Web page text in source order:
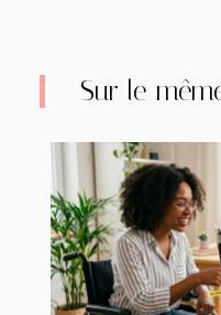
Sur le